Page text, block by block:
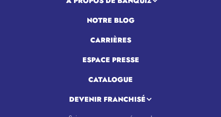
NOTRE BLOG
CARRIÈRES
ESPACE PRESSE
CATALOGUE
DEVENIR FRANCHISÉ